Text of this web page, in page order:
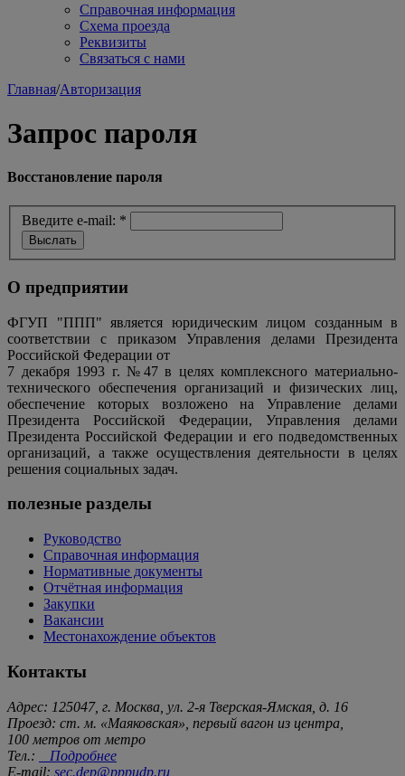
Справочная информация
Схема проезда
Реквизиты
Связаться с нами
Главная/Авторизация
Запрос пароля
Восстановление пароля
Введите e-mail: *
О предприятии
ФГУП "ППП" является юридическим лицом созданным в
соответствии с приказом Управления делами Президента
Российской Федерации от
7 декабря 1993 г. №47 в целях комплексного материально-
технического обеспечения организаций и физических лиц,
обеспечение которых возложено на Управление делами
Президента Российской Федерации, Управления делами
Президента Российской Федерации и его подведомственных
организаций, а также осуществления деятельности в целях
решения социальных задач.
полезные разделы
Руководство
Справочная информация
Нормативные документы
Отчётная информация
Закупки
Вакансии
Местонахождение объектов
Контакты
Адрес: 125047, г. Москва, ул. 2-я Тверская-Ямская, д. 16
Проезд: ст. м. «Маяковская», первый вагон из центра,
100 метров от метро
Тел.:
Подробнее
E-mail: sec.dep@pppudp.ru